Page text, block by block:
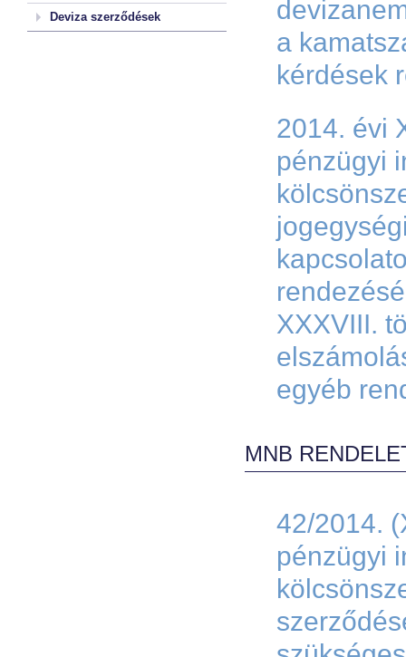
Deviza szerződések
a
kérdések
2014. évi
pénzügyi
XXXVIII.
egyéb
MNB
42/2014.
pénzügyi